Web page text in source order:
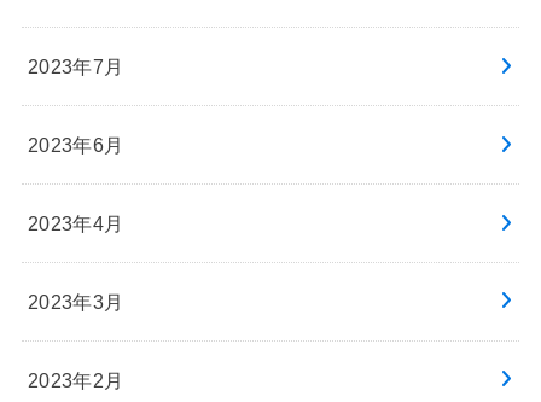
2023年7月
2023年6月
2023年4月
2023年3月
2023年2月